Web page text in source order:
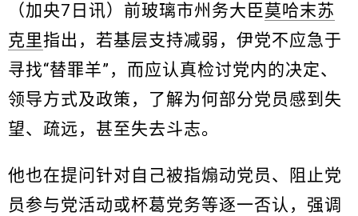
（加央7日讯）前玻璃市州务大臣莫哈末苏
克里指出，若基层支持减弱，伊党不应急于
寻找“替罪羊”，而应认真检讨党内的决定、
领导方式及政策，了解为何部分党员感到失
望、疏远，甚至失去斗志。
他也在提问针对自己被指煽动党员、阻止党
员参与党活动或杯葛党务等逐一否认，强调